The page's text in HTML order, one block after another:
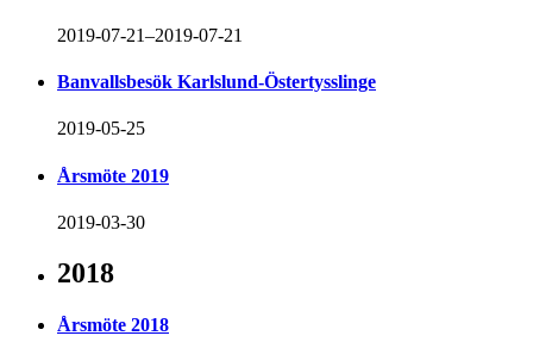
2019-07-21–2019-07-21
Banvallsbesök Karlslund-Östertysslinge
2019-05-25
Årsmöte 2019
2019-03-30
2018
Årsmöte 2018